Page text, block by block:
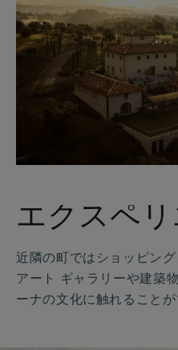
エクスペリ
近隣の町ではショッピン
アート ギャラリーや建築
ーナの文化に触れることが